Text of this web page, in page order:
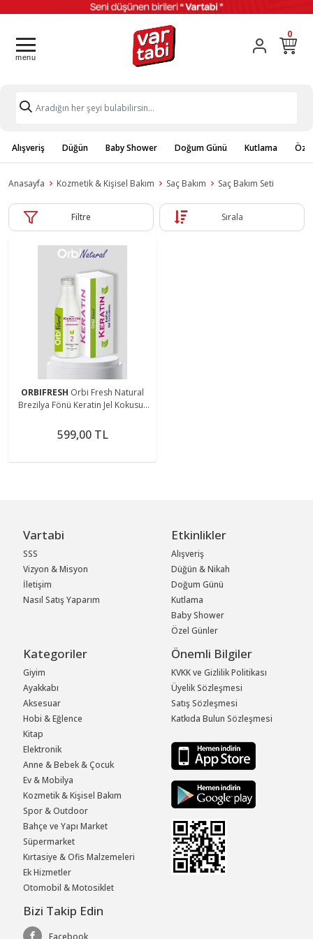
0
Alışveriş Düğün Baby Shower Doğum Günü Kutlama
Anasayfa Kozmetik & Kişisel Bakım Saç Bakım Saç Bakım Seti
Filtre Sırala
ORBIFRESH Orbi Fresh Natural
Brezilya Fönü Keratin Jel Kokusuz
Etki
599,00 TL
Vartabi
SSS
Vizyon & Misyon
İletişim
Nasıl Satış Yaparım
Etkinlikler
Alışveriş
Düğün & Nikah
Doğum Günü
Kutlama
Baby Shower
Özel Günler
Kategoriler
Giyim
Ayakkabı
Aksesuar
Hobi & Eğlence
Kitap
Elektronik
Anne & Bebek & Çocuk
Ev & Mobilya
Kozmetik & Kişisel Bakım
Spor & Outdoor
Bahçe ve Yapı Market
Süpermarket
Kırtasiye & Ofis Malzemeleri
Ek Hizmetler
Otomobil & Motosiklet
Önemli Bilgiler
KVKK ve Gizlilik Politikası
Üyelik Sözleşmesi
Satış Sözleşmesi
Katkıda Bulun Sözleşmesi
Bizi Takip Edin
Facebook